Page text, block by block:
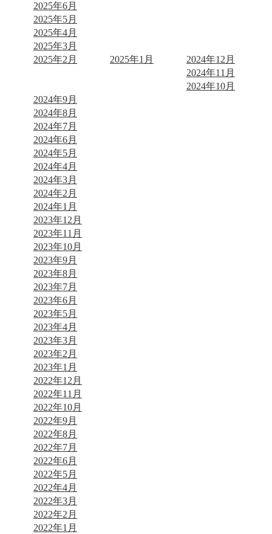
2025年6月
2025年5月
2025年4月
2025年3月
2025年2月
2025年1月
2024年12月
2024年11月
2024年10月
2024年9月
2024年8月
2024年7月
2024年6月
2024年5月
2024年4月
2024年3月
2024年2月
2024年1月
2023年12月
2023年11月
2023年10月
2023年9月
2023年8月
2023年7月
2023年6月
2023年5月
2023年4月
2023年3月
2023年2月
2023年1月
2022年12月
2022年11月
2022年10月
2022年9月
2022年8月
2022年7月
2022年6月
2022年5月
2022年4月
2022年3月
2022年2月
2022年1月